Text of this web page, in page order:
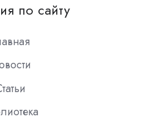
Slack
по сайту